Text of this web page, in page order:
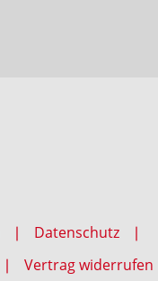
Datenschutz
Vertrag widerrufen